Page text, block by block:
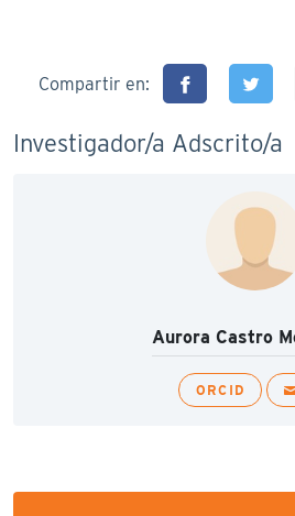
Compartir en:
Investigador/a Adscrito/a
Aurora Castro
ORCID